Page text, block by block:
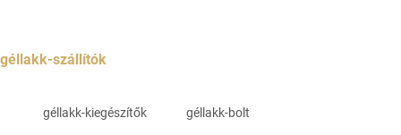
géllakk-szállítók
géllakk-kiegészítők géllakk-bolt